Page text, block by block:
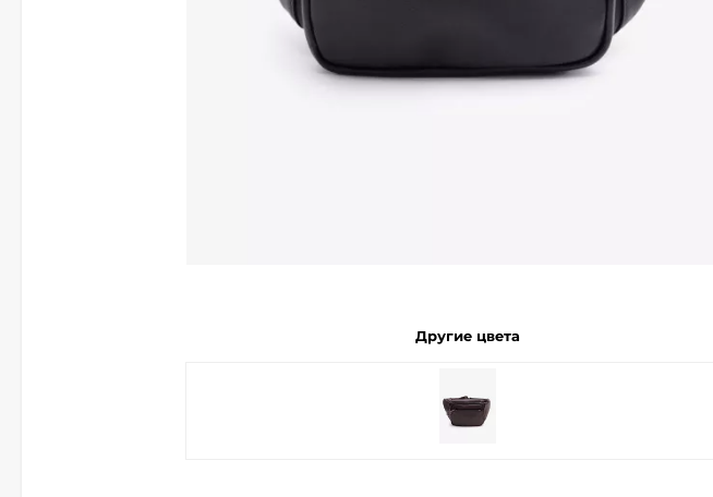
Другие цвета
Получайте товар